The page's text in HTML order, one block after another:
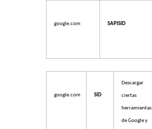
google.com SAPISID
google.com SID
Descargar
ciertas
herramientas
de Google y